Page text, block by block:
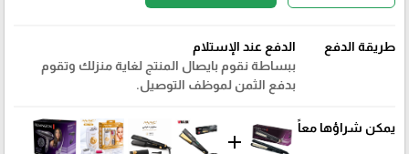
طريقة الدفع
الدفع عند الإستلام
ببساطة نقوم بايصال المنتج لغاية منزلك وتقوم
بدفع الثمن لموظف التوصيل.
يمكن شراؤها معاً
add